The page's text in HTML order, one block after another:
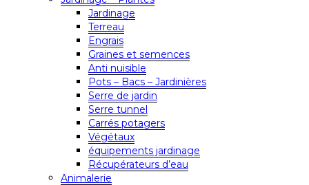
Jardinage
Terreau
Engrais
Graines et semences
Anti nuisible
Pots – Bacs – Jardinières
Serre de jardin
Serre tunnel
Carrés potagers
Végétaux
équipements jardinage
Récupérateurs d’eau
Animalerie